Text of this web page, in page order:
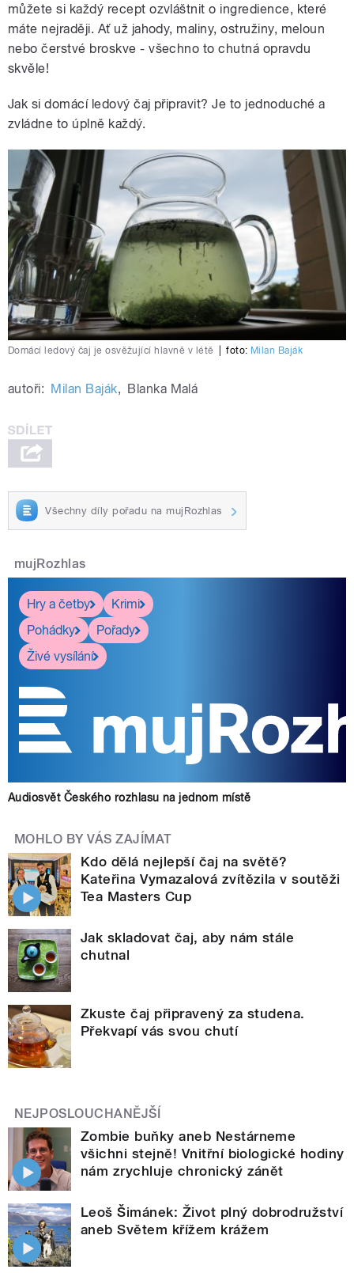
můžete si každý recept ozvláštnit o ingredience, které
máte nejraději. Ať už jahody, maliny, ostružiny, meloun
nebo čerstvé broskve - všechno to chutná opravdu
skvěle!
Jak si domácí ledový čaj připravit? Je to jednoduché a
zvládne to úplně každý.
Domácí ledový čaj je osvěžující hlavně v létě foto: Milan Baják
autoři: Milan Baják, Blanka Malá
Všechny díly pořadu na mujRozhlas
mujRozhlas
Hry a četby
Krimi
Pohádky
Pořady
Živé vysílání
Audiosvět Českého rozhlasu na jednom místě
MOHLO BY VÁS ZAJÍMAT
Kdo dělá nejlepší čaj na světě?
Kateřina Vymazalová zvítězila v soutěži
Tea Masters Cup
Jak skladovat čaj, aby nám stále
chutnal
Zkuste čaj připravený za studena.
Překvapí vás svou chutí
NEJPOSLOUCHANĚJŠÍ
Zombie buňky aneb Nestárneme
všichni stejně! Vnitřní biologické hodiny
nám zrychluje chronický zánět
Leoš Šimánek: Život plný dobrodružství
aneb Světem křížem krážem